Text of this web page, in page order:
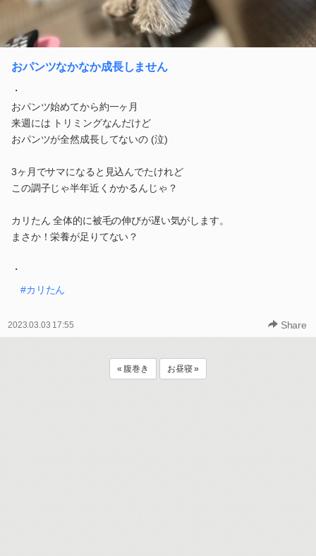
おパンツなかなか成長しません
・
おパンツ始めてから約一ヶ月
来週には トリミングなんだけど
おパンツが全然成長してないの (泣)
3ヶ月でサマになると見込んでたけれど
この調子じゃ半年近くかかるんじゃ？
カリたん 全体的に被毛の伸びが遅い気がします。
まさか！栄養が足りてない？
・
#カリたん
2023.03.03 17:55 Share
« 腹巻き お昼寝 »